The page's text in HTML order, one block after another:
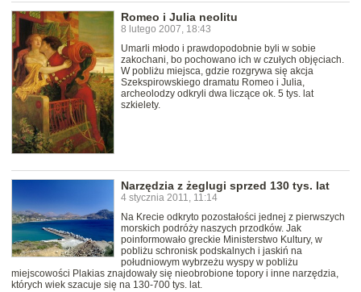
Romeo i Julia neolitu
8 lutego 2007, 18:43
Umarli młodo i prawdopodobnie byli w sobie
zakochani, bo pochowano ich w czułych objęciach.
W pobliżu miejsca, gdzie rozgrywa się akcja
Szekspirowskiego dramatu Romeo i Julia,
archeolodzy odkryli dwa liczące ok. 5 tys. lat
szkielety.
Narzędzia z żeglugi sprzed 130 tys. lat
4 stycznia 2011, 11:14
Na Krecie odkryto pozostałości jednej z pierwszych
morskich podróży naszych przodków. Jak
poinformowało greckie Ministerstwo Kultury, w
pobliżu schronisk podskalnych i jaskiń na
południowym wybrzeżu wyspy w pobliżu
miejscowości Plakias znajdowały się nieobrobione topory i inne narzędzia,
których wiek szacuje się na 130-700 tys. lat.